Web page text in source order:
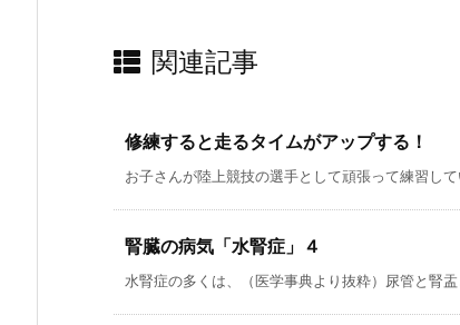
関連記事
修練すると走るタイムがアップする！
お子さんが陸上競技の選手として頑張って練習し
腎臓の病気「水腎症」４
水腎症の多くは、（医学事典より抜粋）尿管と腎